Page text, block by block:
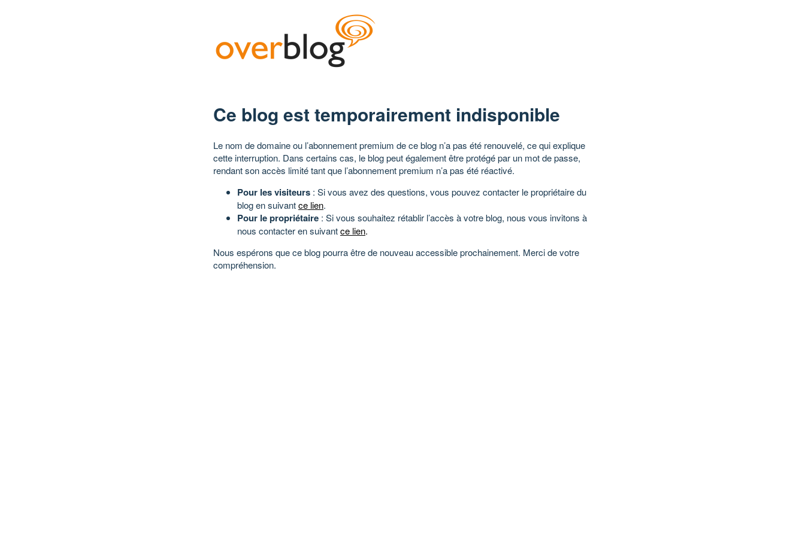
Ce blog est temporairement indisponible
Le nom de domaine ou l’abonnement premium de ce blog n’a pas été renouvelé, ce qui explique
cette interruption. Dans certains cas, le blog peut également être protégé par un mot de passe,
rendant son accès limité tant que l’abonnement premium n’a pas été réactivé.
Pour les visiteurs : Si vous avez des questions, vous pouvez contacter le propriétaire du
blog en suivantce lien.
Pour le propriétaire : Si vous souhaitez rétablir l’accès à votre blog, nous vous invitons à
nous contacter en suivantce lien.
Nous espérons que ce blog pourra être de nouveau accessible prochainement. Merci de votre
compréhension.